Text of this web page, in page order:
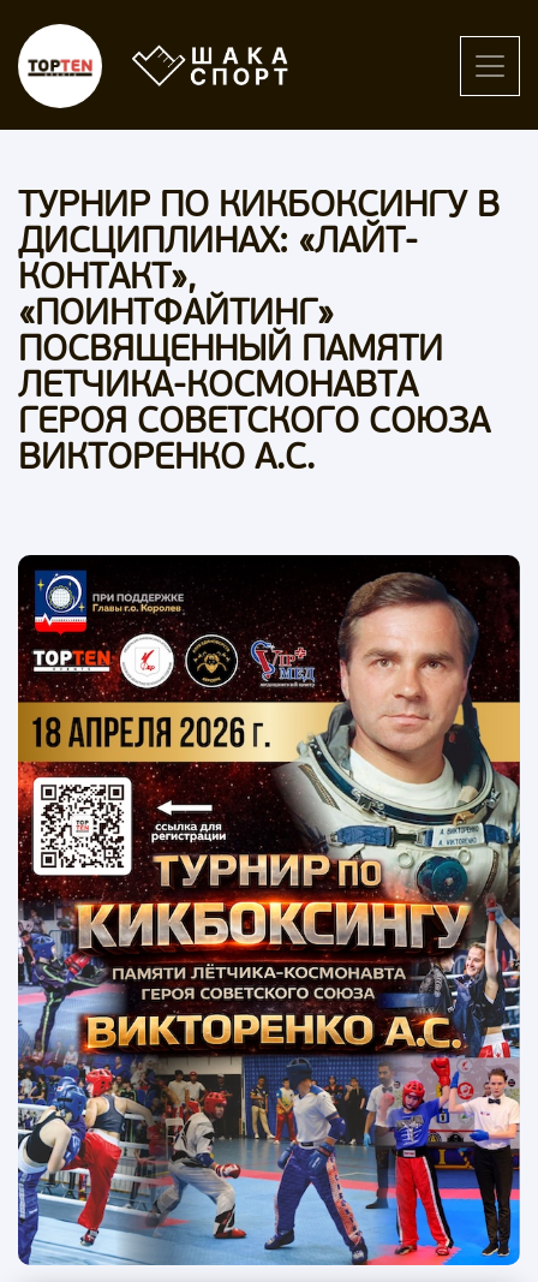
ТУРНИР ПО КИКБОКСИНГУ В
ДИСЦИПЛИНАХ: «ЛАЙТ-
КОНТАКТ»,
«ПОИНТФАЙТИНГ»
ПОСВЯЩЕННЫЙ ПАМЯТИ
ЛЕТЧИКА-КОСМОНАВТА
ГЕРОЯ СОВЕТСКОГО СОЮЗА
ВИКТОРЕНКО А.С.